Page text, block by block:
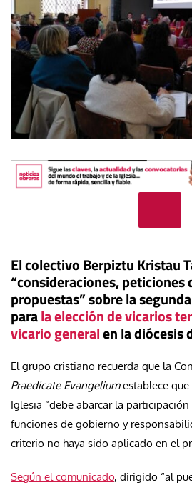
El colectivo Berpiztu Kristau
“consideraciones, peticiones
propuestas” sobre la
parala elección de vicarios
vicario generalen la diócesis
El grupo cristiano recuerda que la
Praedicate Evangeliumestablece que
Iglesia “debe abarcar la
funciones de gobierno y
criterio no haya sido aplicado en el
Según el comunicado, dirigido “al